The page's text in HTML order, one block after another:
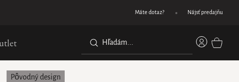
Darček pri nákupe nad 45 €
Máte dotaz? Nájsť predajňu
Pôvodný design